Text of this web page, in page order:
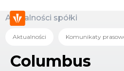
Aktualności spółki
Aktualności Komunikaty
Columbus